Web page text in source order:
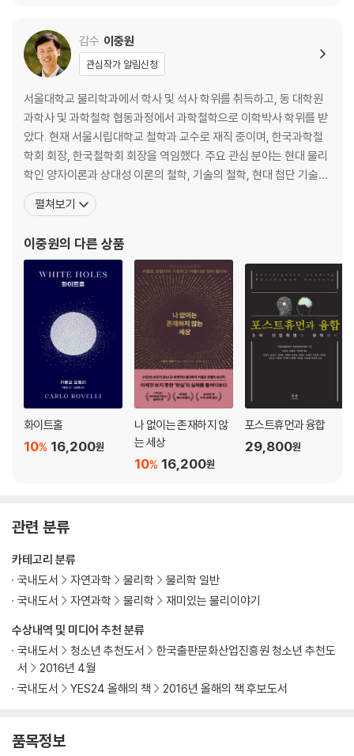
감수 이중원
관심작가 알림신청
서울대학교 물리학과에서 학사 및 석사 학위를 취득하고, 동 대학원
과학사 및 과학철학 협동과정에서 과학철학으로 이학박사 학위를 받
았다. 현재 서울시립대학교 철학과 교수로 재직 중이며, 한국과학철
학회 회장, 한국철학회 회장을 역임했다. 주요 관심 분야는 현대 물리
학인 양자이론과 상대성 이론의 철학, 기술의 철학, 현대 첨단 기술의
윤리적·법적·사회적 쟁점 관련 문제들이다. 저서로 『인문학으로 과학
읽기』(공저, 2004), 『필로테크놀로지를 말한다』(공저, 2008), 『양
존재론』(공저, 2018),
펼쳐보기
이중원의 다른 상품
화이트홀
16,200원
10%
나 없이는 존재하지 않
는 세상
16,200원
10%
포스트휴먼과 융합
29,800원
관련 분류
수상내역 및 미디어 추천 분류
국내도서
청소년 추천도서
한국출판문화산업진흥원 청소년 추천도
서
2016년 4월
국내도서
YES24 올해의 책 2016년 올해의 책 후보도서
카테고리 분류
국내도서
자연과학 물리학
물리학 일반
국내도서
자연과학 물리학 재미있는 물리이야기
품목정보